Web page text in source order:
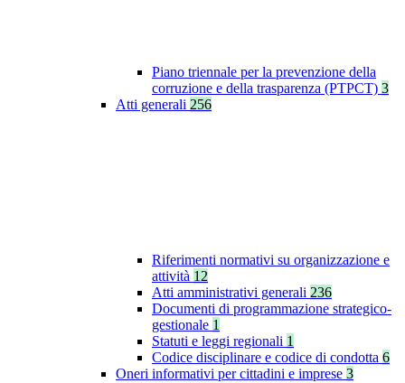
Piano triennale per la prevenzione della
corruzione e della trasparenza (PTPCT) 3
Atti generali 256
Riferimenti normativi su organizzazione e
attività 12
Atti amministrativi generali 236
Documenti di programmazione strategico-
gestionale 1
Statuti e leggi regionali 1
Codice disciplinare e codice di condotta 6
Oneri informativi per cittadini e imprese 3